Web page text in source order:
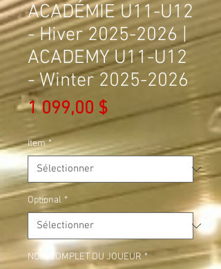
ACADÉMIE U11-U12
- Hiver 2025-2026 |
ACADEMY U11-U12
- Winter 2025-2026
1 099,00 $Prix
Item *
Optional *
NOM COMPLET DU JOUEUR *